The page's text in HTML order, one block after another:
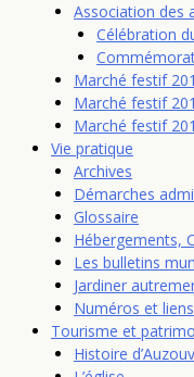
Association des
Célébration
Marché festif
Marché festif
Marché festif
Vie pratique
Archives
Démarches
Glossaire
Hébergements,
Les bulletins
Jardiner
Numéros et
Tourisme et
Histoire